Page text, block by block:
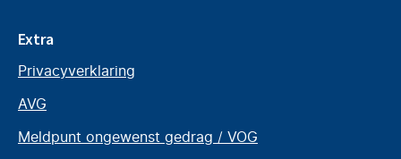
Extra
Privacyverklaring
AVG
Meldpunt ongewenst gedrag / VOG